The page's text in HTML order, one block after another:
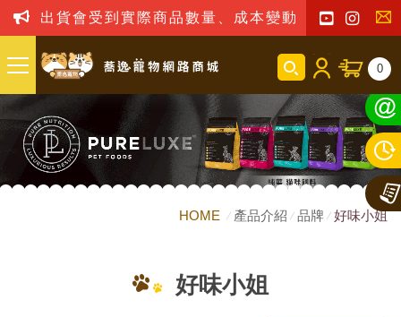
出貨會受到實際商品數量、成本變動之影響，我
聯
我
們
0
HOME 產品介紹 品牌 好味小姐
好味小姐